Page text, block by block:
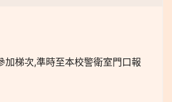
加梯次,準時至本校警衛室門口報